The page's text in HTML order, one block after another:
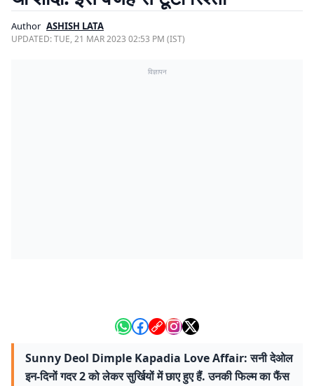
Author ASHISH LATA
UPDATED:TUE, 21 MAR 2023 02:53 PM (IST)
विज्ञापन
Sunny Deol Dimple Kapadia Love Affair: सनी देओल
इन-दिनों गदर 2 को लेकर सुर्खियों में छाए हुए हैं. उनकी फिल्म का फैंस